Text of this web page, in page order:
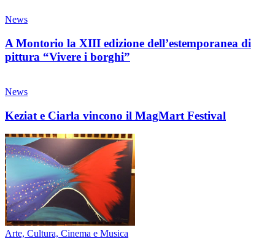
News
A Montorio la XIII edizione dell’estemporanea di
pittura “Vivere i borghi”
News
Keziat e Ciarla vincono il MagMart Festival
Arte, Cultura, Cinema e Musica